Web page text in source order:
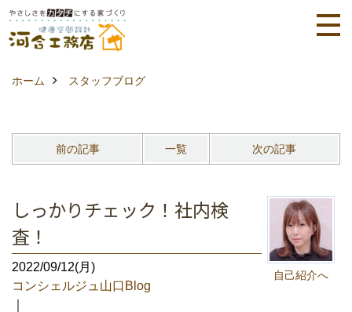
ホーム スタッフブログ
前の記事 一覧 次の記事
自己紹介へ
しっかりチェック！社内検
査！
2022/09/12(月)
コンシェルジュ山口Blog